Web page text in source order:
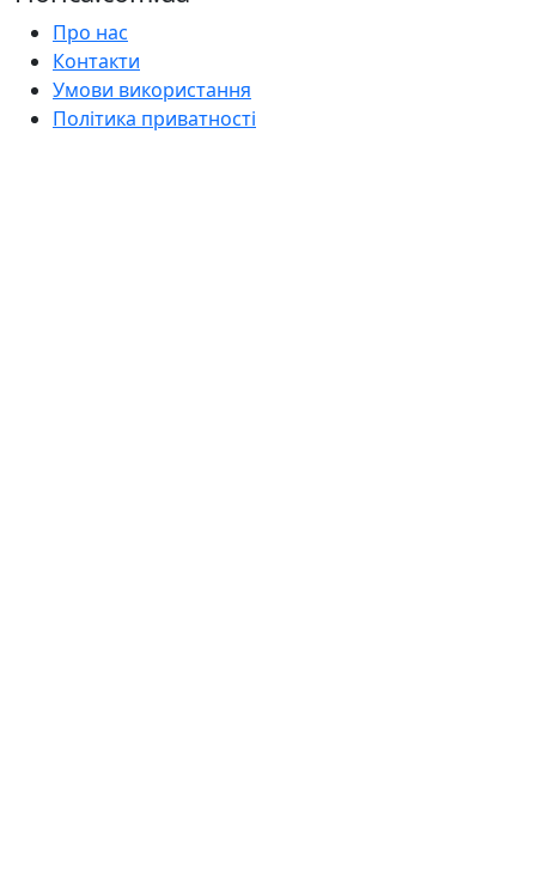
Про нас
Контакти
Умови використання
Політика приватності